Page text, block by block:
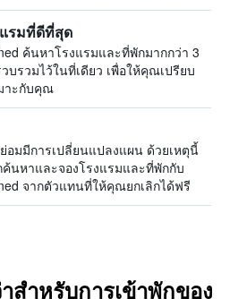
รมที่ดีที่สุด
ค้นหาโรงแรมและที่พักมากกว่า 3
บรวมไว้ในที่เดียว เพื่อให้คุณเปรียบ
าะกับคุณ
ย่อมมีการเปลี่ยนแปลงแผน ด้วยเหตุนี้
นหาและจองโรงแรมและที่พักกับ
จากตัวแทนที่ให้คุณยกเลิกได้ฟรี
ำหรับการเข้าพักของ